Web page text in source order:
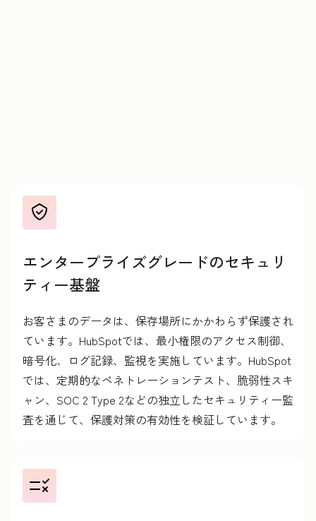
エンタープライズグレードのセキュリ
ティー基盤
お客さまのデータは、保存場所にかかわらず保護され
ています。HubSpotでは、最小権限のアクセス制御、
暗号化、ログ記録、監視を実施しています。HubSpot
では、定期的なペネトレーションテスト、脆弱性スキ
ャン、SOC 2 Type 2などの独立したセキュリティー監
査を通じて、保護対策の有効性を検証しています。